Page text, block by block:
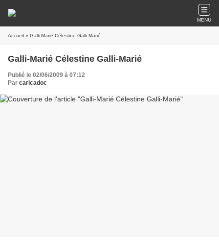
MENU
Accueil » Galli-Marié Célestine Galli-Marié
Galli-Marié Célestine Galli-Marié
Publié le 02/06/2009 à 07:12
Par caricadoc